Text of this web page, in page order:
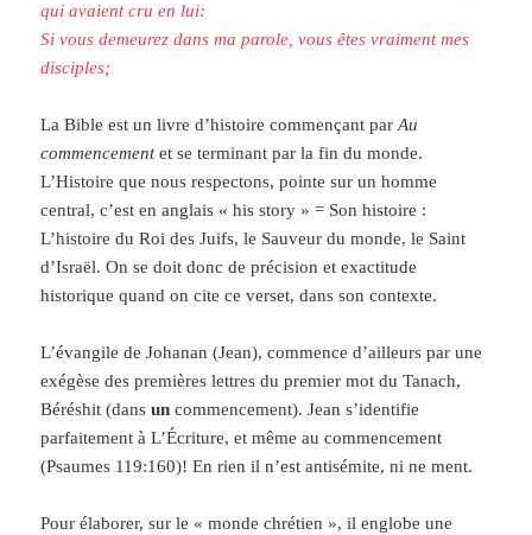
qui avaient cru en lui:
Si vous demeurez dans ma parole, vous êtes vraiment mes
disciples;
La Bible est un livre d’histoire commençant parAu
commencementet se terminant par la fin du monde.
L’Histoire que nous respectons, pointe sur un homme
central, c’est en anglais « his story » = Son histoire :
L’histoire du Roi des Juifs, le Sauveur du monde, le Saint
d’Israël. On se doit donc de précision et exactitude
historique quand on cite ce verset, dans son contexte.
L’évangile de Johanan (Jean), commence d’ailleurs par une
exégèse des premières lettres du premier mot du Tanach,
Béréshit (dansun commencement). Jean s’identifie
parfaitement à L’Écriture, et même au commencement
(Psaumes 119:160)! En rien il n’est antisémite, ni ne ment.
Pour élaborer, sur le « monde chrétien », il englobe une